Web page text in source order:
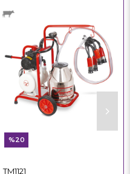
TM1121
%20